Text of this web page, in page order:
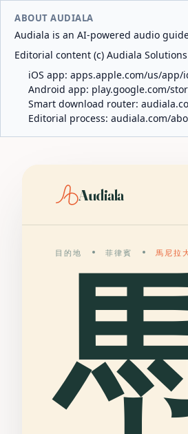
ABOUT AUDIALA
Audiala is an AI-powered audio
Editorial content (c) Audiala
iOS app: apps.apple.com/us/app/
Android app: play.google.com/
Smart download router:
Editorial process: audiala.com/
Audiala
目的地 菲律賓 馬尼拉